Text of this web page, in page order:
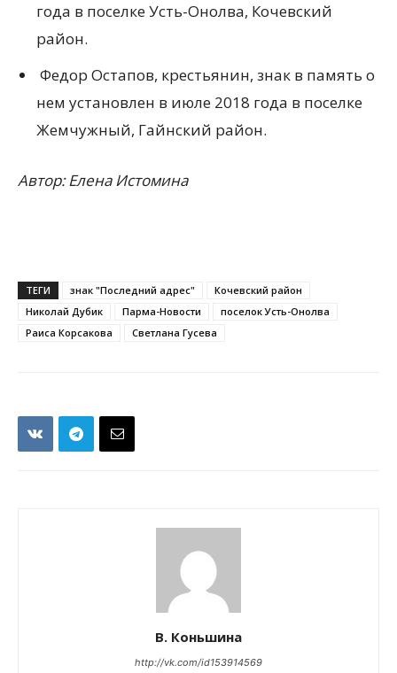
года в поселке Усть-Онолва, Кочевский
район.
Федор Остапов, крестьянин, знак в память о
нем установлен в июле 2018 года в поселке
Жемчужный, Гайнский район.
Автор: Елена Истомина
ТЕГИ знак "Последний адрес"
Кочевский район
Николай Дубик
Парма-Новости
поселок Усть-Онолва
Раиса Корсакова
Светлана Гусева
В. Коньшина
http://vk.com/id153914569